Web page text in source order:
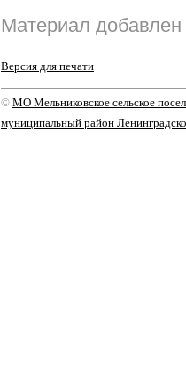
Материал
Версия для печати
© МО Мельниковское сельское
муниципальный район